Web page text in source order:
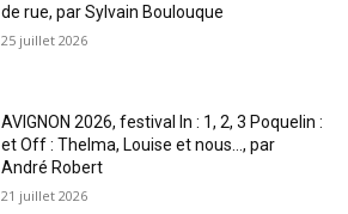
de rue, par Sylvain Boulouque
25 juillet 2026
AVIGNON 2026, festival In : 1, 2, 3 Poquelin :
et Off : Thelma, Louise et nous…, par
André Robert
21 juillet 2026